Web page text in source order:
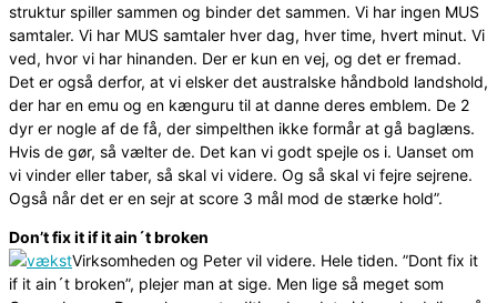
struktur spiller sammen og binder det sammen. Vi har ingen MUS
samtaler. Vi har MUS samtaler hver dag, hver time, hvert minut. Vi
ved, hvor vi har hinanden. Der er kun en vej, og det er fremad.
Det er også derfor, at vi elsker det australske håndbold landshold,
der har en emu og en kænguru til at danne deres emblem. De 2
dyr er nogle af de få, der simpelthen ikke formår at gå baglæns.
Hvis de gør, så vælter de. Det kan vi godt spejle os i. Uanset om
vi vinder eller taber, så skal vi videre. Og så skal vi fejre sejrene.
Også når det er en sejr at score 3 mål mod de stærke hold”.
Don’t fix it if it ain´t broken
Virksomheden og Peter vil videre. Hele tiden. ”Dont fix it
if it ain´t broken”, plejer man at sige. Men lige så meget som